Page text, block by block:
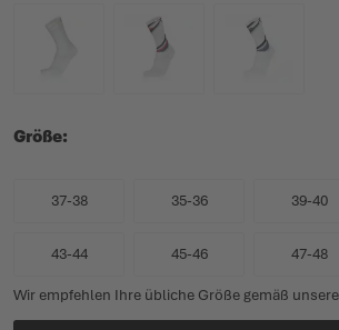
Größe
37-38 35-36 39-40
43-44 45-46 47-48
Wir empfehlen Ihre übliche Größe gemäß